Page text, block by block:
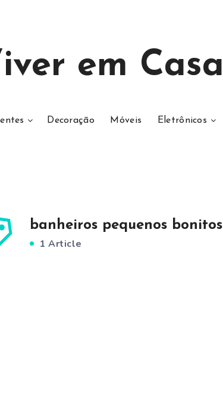
em Casa
Decoração Móveis Eletrônicos
banheiros pequenos bonitos
1 Article